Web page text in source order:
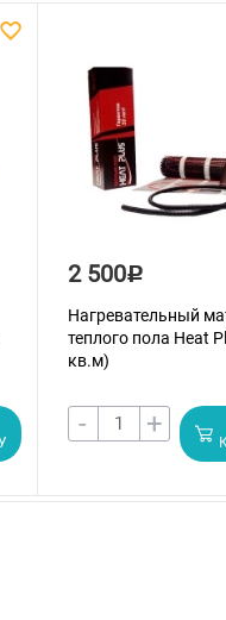
2 500Р
Нагревательный
теплого пола Heat
кв.м)
- +